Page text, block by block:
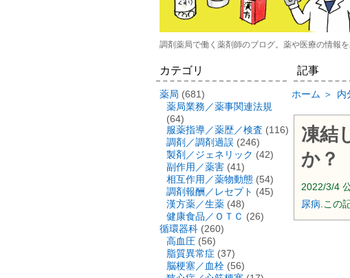
調剤薬局で働く薬剤師のブログ。薬や医療の情報
記事
ホーム ＞ 内
凍結
か？
2022/3/4
尿病 .この
カテゴリ
薬局 (681)
薬局業務／薬事関連法規
(64)
服薬指導／薬歴／検査 (116)
調剤／調剤過誤 (246)
製剤／ジェネリック (42)
副作用／薬害 (41)
相互作用／薬物動態 (54)
調剤報酬／レセプト (45)
漢方薬／生薬 (48)
健康食品／ＯＴＣ (26)
循環器科 (260)
高血圧 (56)
脂質異常症 (37)
脳梗塞／血栓 (56)